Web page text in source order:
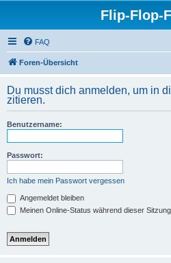
Flip-Flop-
FAQ
Foren-Übersicht
Du musst dich anmelden, um in
zitieren.
Benutzername:
Passwort:
Ich habe mein Passwort vergessen
Angemeldet bleiben
Meinen Online-Status während dieser